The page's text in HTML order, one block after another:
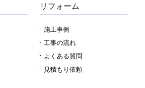
リフォーム
施工事例
工事の流れ
よくある質問
見積もり依頼